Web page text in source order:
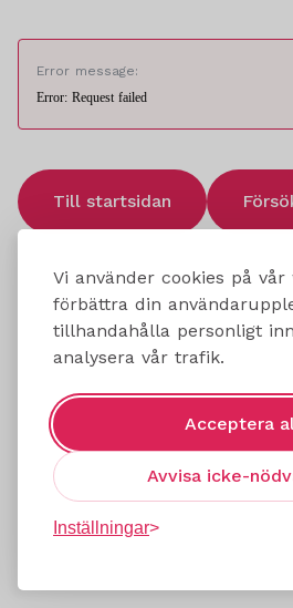
Vi använder cookies på
förbättra din
tillhandahålla personligt
analysera vår trafik.
Acceptera
Avvisa icke-
Inställningar
Error message:
Error: Request failed
Till startsidan